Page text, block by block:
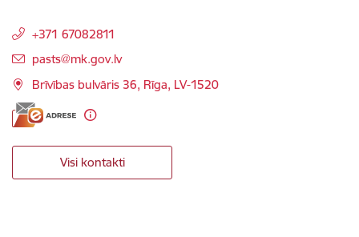
+371 67082811
E-pasts:
pasts@mk.gov.lv
Brīvības bulvāris 36, Rīga, LV-1520
Visi kontakti